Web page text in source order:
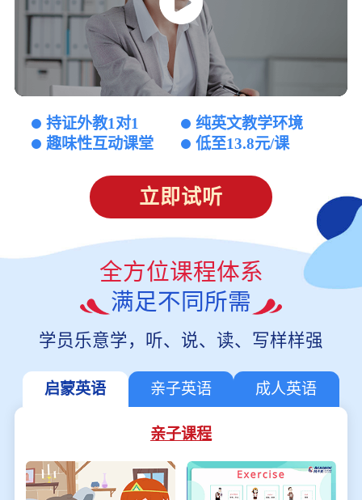
持证外教1对1
纯英文教学环境
趣味性互动课堂
低至13.8元/课
立即试听
全方位课程体系
满足不同所需
学员乐意学，听、说、读、写样样强
启蒙英语 亲子英语 成人英语
亲子课程